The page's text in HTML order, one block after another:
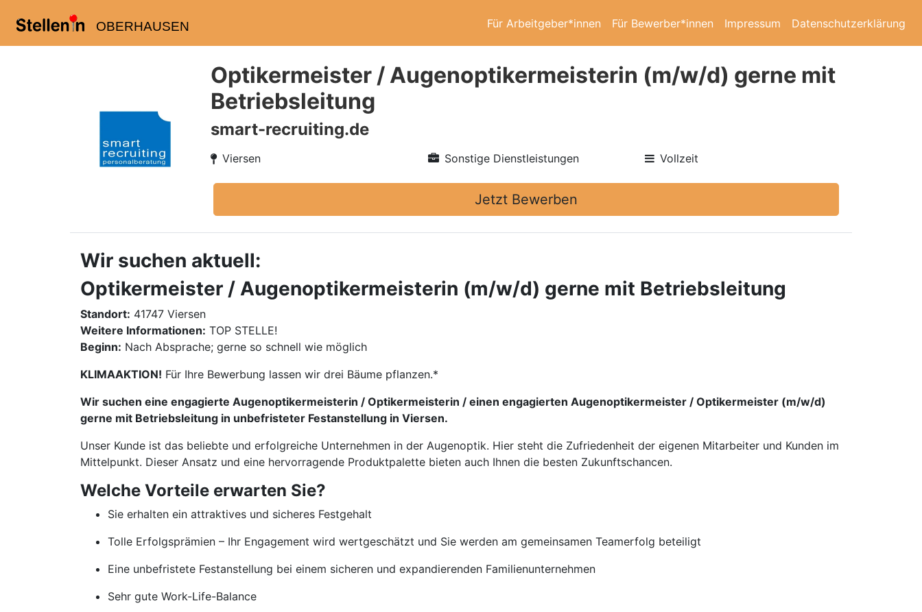
OBERHAUSEN Für Arbeitgeber*innen Für Bewerber*innen Impressum Datenschutzerklärung
Optikermeister / Augenoptikermeisterin (m/w/d) gerne mit
Betriebsleitung
smart-recruiting.de
Viersen Sonstige Dienstleistungen Vollzeit
Jetzt Bewerben
Wir suchen aktuell:
Optikermeister / Augenoptikermeisterin (m/w/d) gerne mit Betriebsleitung
Standort: 41747 Viersen
Weitere Informationen: TOP STELLE!
Beginn: Nach Absprache; gerne so schnell wie möglich
KLIMAAKTION! Für Ihre Bewerbung lassen wir drei Bäume pflanzen.*
Wir suchen eine engagierte Augenoptikermeisterin / Optikermeisterin / einen engagierten Augenoptikermeister / Optikermeister (m/w/d)
gerne mit Betriebsleitung in unbefristeter Festanstellung in Viersen.
Unser Kunde ist das beliebte und erfolgreiche Unternehmen in der Augenoptik. Hier steht die Zufriedenheit der eigenen Mitarbeiter und Kunden im
Mittelpunkt. Dieser Ansatz und eine hervorragende Produktpalette bieten auch Ihnen die besten Zukunftschancen.
Welche Vorteile erwarten Sie?
Sie erhalten ein attraktives und sicheres Festgehalt
Tolle Erfolgsprämien – Ihr Engagement wird wertgeschätzt und Sie werden am gemeinsamen Teamerfolg beteiligt
Eine unbefristete Festanstellung bei einem sicheren und expandierenden Familienunternehmen
Sehr gute Work-Life-Balance